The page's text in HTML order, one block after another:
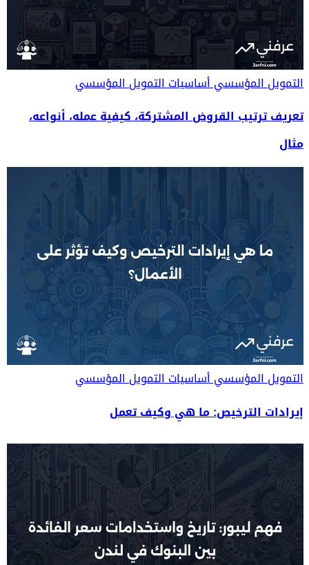
التمويل المؤسسيأساسيات التمويل المؤسسي
تعريف ترتيب القروض المشتركة، كيفية عمله، أنواعه،
مثال
التمويل المؤسسيأساسيات التمويل المؤسسي
إيرادات الترخيص: ما هي وكيف تعمل